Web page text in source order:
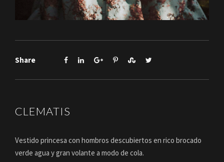
Share
CLEMATIS
Vestido princesa con hombros descubiertos en rico brocado
verde agua y gran volante a modo de cola.